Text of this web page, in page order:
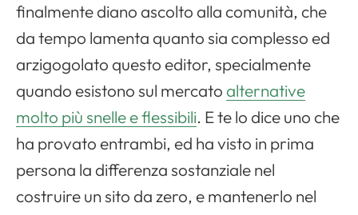
finalmente diano ascolto alla comunità, che
da tempo lamenta quanto sia complesso ed
arzigogolato questo editor, specialmente
quando esistono sul mercato alternative
molto più snelle e flessibili. E te lo dice uno che
ha provato entrambi, ed ha visto in prima
persona la differenza sostanziale nel
costruire un sito da zero, e mantenerlo nel